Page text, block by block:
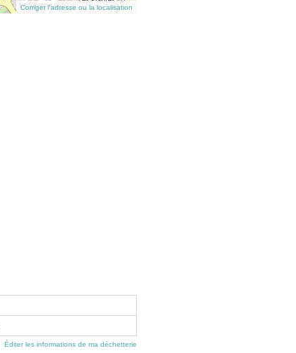
Corriger l’adresse ou la localisation
Éditer les informations de ma déchetterie